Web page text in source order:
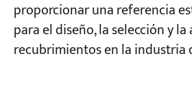
proporcionar una referencia
para el diseño, la selección y
recubrimientos en la industria